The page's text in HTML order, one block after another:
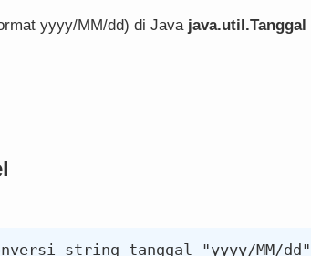
yyyy/MM/dd) di Java java.util.Tanggal